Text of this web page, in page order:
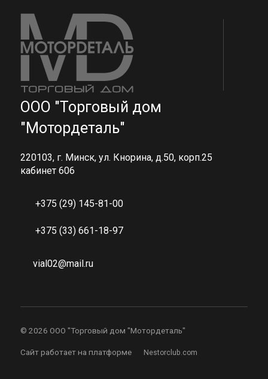
ООО "Торговый дом
"Мотордеталь"
220103, г. Минск, ул. Кнорина, д.50, корп.25
кабинет 606
+375 (29) 145-81-00
+375 (33) 661-18-97
vial02@mail.ru
© 2026 ООО "Торговый дом "Мотордеталь"
Сайт работает на платформе Nestorclub.com